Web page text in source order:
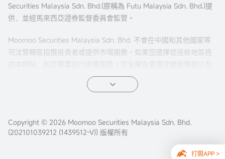
打開APP >
Securities Malaysia Sdn. Bhd.(原稱為 Futu Malaysia Sdn. Bhd.)提
供，並經馬來西亞證券監督委員會監管。
Moomoo Securities Malaysia Sdn. Bhd. 不會在中國和其他國家等
司法管轄區招攬投資者或提供市場服務。如果您選擇從這些地區造
任何適用的當地法律法規。
Copyright © 2026 Moomoo Securities Malaysia Sdn. Bhd.
(202101039212 (1439512-V)) 版權所有